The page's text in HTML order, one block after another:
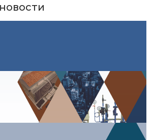
каталог в помощь
каталог продукции 2019 года!